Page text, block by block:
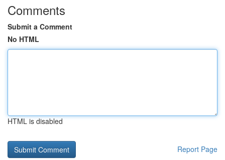
Comments
Submit a Comment
No HTML
HTML is disabled
Report Page